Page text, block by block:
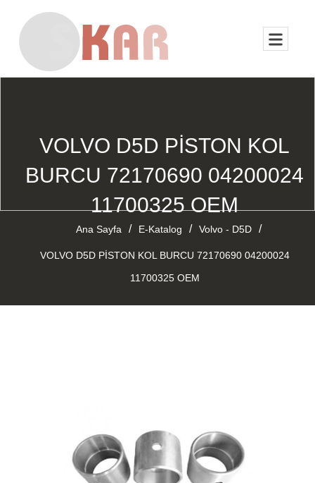
VOLVO D5D PİSTON KOL
BURCU 72170690 04200024
11700325 OEM
Ana Sayfa / E-Katalog / Volvo - D5D /
VOLVO D5D PİSTON KOL BURCU 72170690 04200024
11700325 OEM